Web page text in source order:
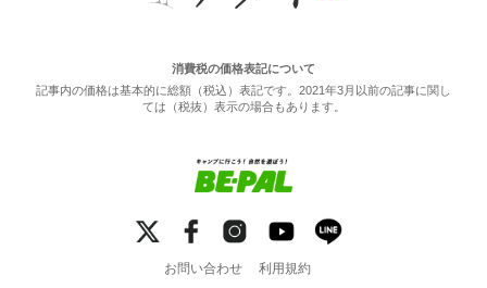
消費税の価格表記について
記事内の価格は基本的に総額（税込）表記です。2021年3月以前の記事に関し
ては（税抜）表示の場合もあります。
お問い合わせ 利用規約